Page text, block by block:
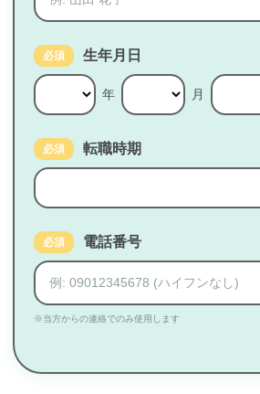
必須 生年月日
年 月
必須 転職時期
必須 電話番号
※当方からの連絡でのみ使用します